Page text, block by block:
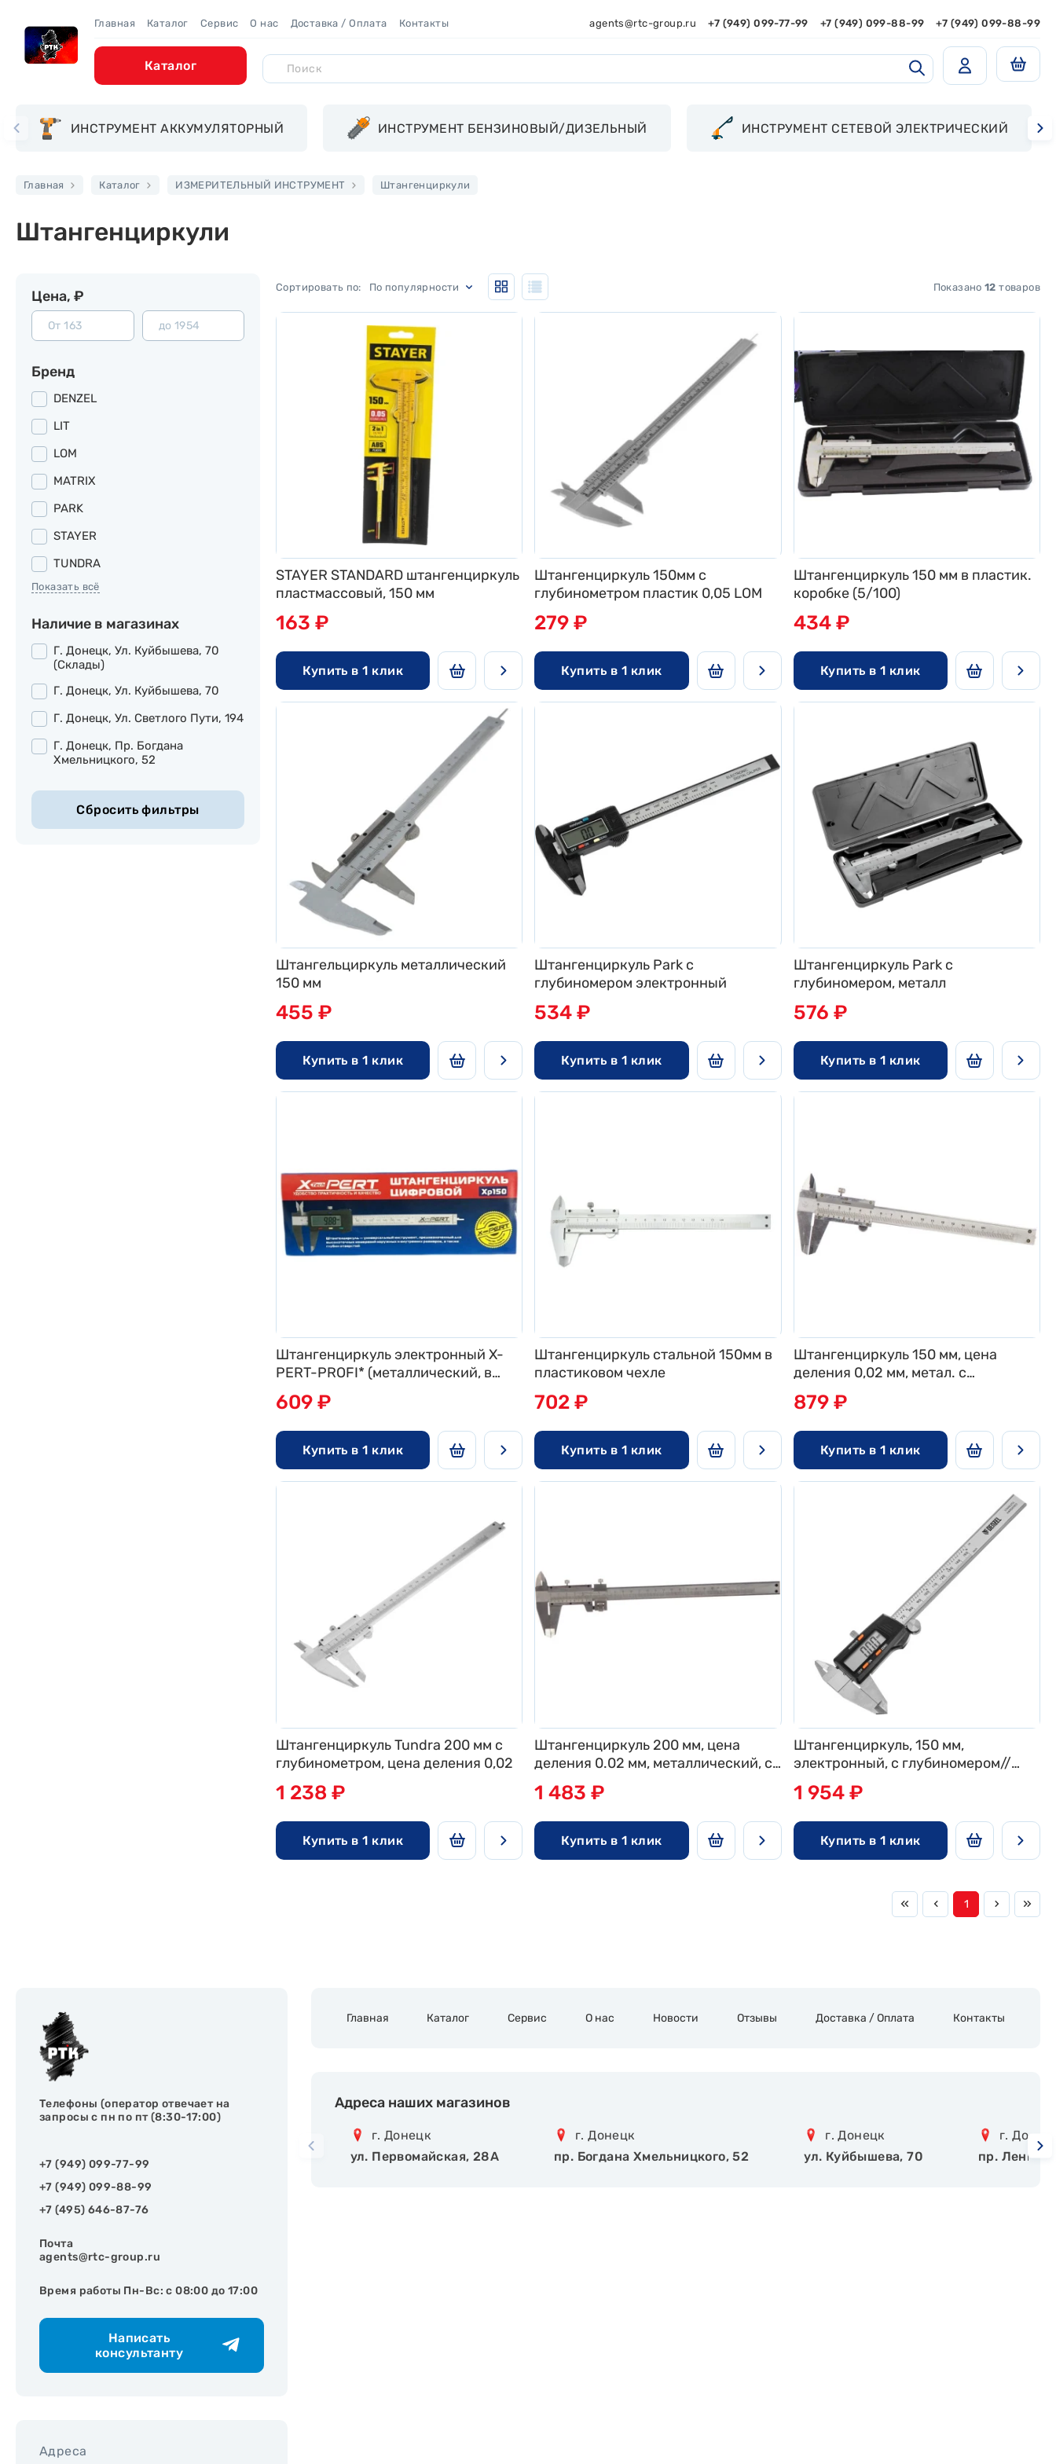
Главная Каталог Сервис О нас Доставка / Оплата Контакты agents@rtc-group.ru +7 (949) 099-77-99 +7 (949) 099-88-99 +7 (949) 099-88-99
Каталог
ИНСТРУМЕНТ АККУМУЛЯТОРНЫЙ ИНСТРУМЕНТ БЕНЗИНОВЫЙ/ДИЗЕЛЬНЫЙ ИНСТРУМЕНТ СЕТЕВОЙ ЭЛЕКТРИЧЕСКИЙ
Главная Каталог ИЗМЕРИТЕЛЬНЫЙ ИНСТРУМЕНТ Штангенциркули
Штангенциркули
Цена, ₽
Бренд
DENZEL
LIT
LOM
MATRIX
PARK
STAYER
TUNDRA
Показать всё
Наличие в магазинах
Г. Донецк, Ул. Куйбышева, 70
(склады)
Г. Донецк, Ул. Куйбышева, 70
Г. Донецк, Ул. Светлого Пути, 194
Г. Донецк, Пр. Богдана
Хмельницкого, 52
Показано12 товаров
По популярности
STAYER STANDARD штангенциркуль
пластмассовый, 150 мм
163 ₽
Купить в 1 клик
Штангенциркуль 150мм с
глубинометром пластик 0,05 LOM
279 ₽
Купить в 1 клик
Штангенциркуль 150 мм в пластик.
коробке (5/100)
434 ₽
Купить в 1 клик
Штангельциркуль металлический
150 мм
455 ₽
Купить в 1 клик
Штангенциркуль Park с
глубиномером электронный
534 ₽
Купить в 1 клик
Штангенциркуль Park с
глубиномером, металл
576 ₽
Купить в 1 клик
Штангенциркуль электронный X-
PERT-PROFI* (металлический, в
кейсе)
609 ₽
Купить в 1 клик
Штангенциркуль стальной 150мм в
пластиковом чехле
702 ₽
Купить в 1 клик
Штангенциркуль 150 мм, цена
деления 0,02 мм, метал. с
глубиномером// MATRIX
879 ₽
Купить в 1 клик
Штангенциркуль Tundra 200 мм с
глубинометром, цена деления 0,02
1 238 ₽
Купить в 1 клик
Штангенциркуль 200 мм, цена
деления 0.02 мм, металлический, с
глубиномером Matrix
1 483 ₽
Купить в 1 клик
Штангенциркуль, 150 мм,
электронный, с глубиномером//
Denzel
1 954 ₽
Купить в 1 клик
1
Телефоны (оператор отвечает на
запросы с пн по пт (8:30-17:00)
+7 (949) 099-77-99
+7 (949) 099-88-99
+7 (495) 646-87-76
Почта
agents@rtc-group.ru
Время работы Пн-Вс: с 08:00 до 17:00
Написать
консультанту
Адреса
Главная Каталог Сервис О нас Новости Отзывы Доставка / Оплата Контакты
Адреса наших магазинов
г. Донецк
ул. Первомайская, 28А
г. Донецк
пр. Богдана Хмельницкого, 52
г. Донецк
ул. Куйбышева, 70
г.
пр.